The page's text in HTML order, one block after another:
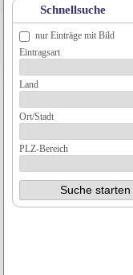
Schnellsuche
nur Einträge mit Bild
Eintragsart
Land
Ort/Stadt
PLZ-Bereich